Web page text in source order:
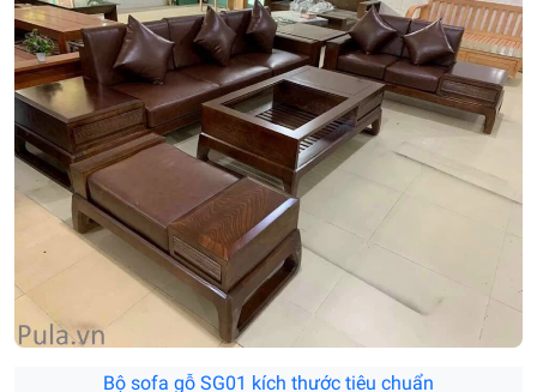
Bộ sofa gỗ SG01 kích thước tiêu chuẩn